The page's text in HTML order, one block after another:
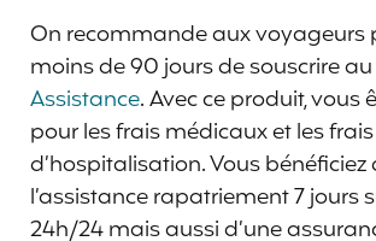
On recommande aux voyageurs
moins de 90 jours de souscrire au
Assistance. Avec ce produit, vous
pour les frais médicaux et les frais
d’hospitalisation. Vous bénéficiez
l’assistance rapatriement 7 jours
24h/24 mais aussi d’une